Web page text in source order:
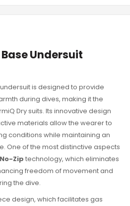
Undersuit
is designed to provide
during dives, making it the
Dry suits. Its innovative design
materials allow the wearer to
conditions while maintaining an
One of the most distinctive aspects
No-Zip technology, which eliminates
freedom of movement and
the dive.
design, which facilitates gas